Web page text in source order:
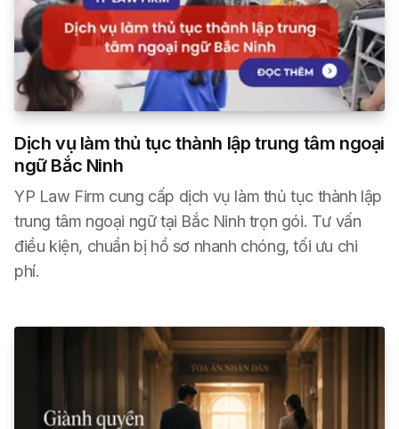
Dịch vụ làm thủ tục thành lập trung tâm ngoại
ngữ Bắc Ninh
YP Law Firm cung cấp dịch vụ làm thủ tục thành lập
trung tâm ngoại ngữ tại Bắc Ninh trọn gói. Tư vấn
điều kiện, chuẩn bị hồ sơ nhanh chóng, tối ưu chi
phí.